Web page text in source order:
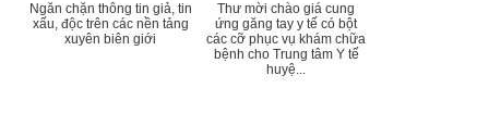
Ngăn chặn thông tin giả, tin
xấu, độc trên các nền tảng
xuyên biên giới
Thư mời chào giá cung
ứng găng tay y tế có bột
các cỡ phục vụ khám chữa
bệnh cho Trung tâm Y tế
huyệ...